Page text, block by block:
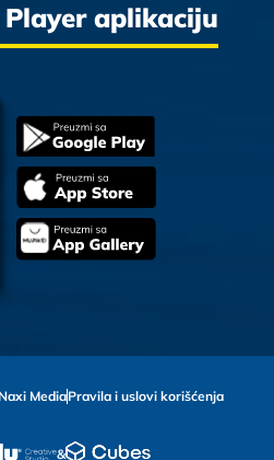
aplikaciju
MediaPravila i uslovi korišćenja
&